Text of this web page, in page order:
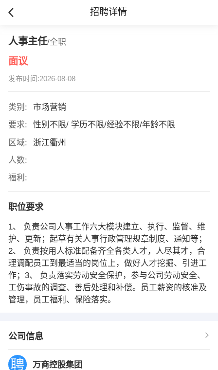
招聘详情
人事主任/全职
面议
发布时间:2026-08-08
类别:
市场营销
要求:
性别不限/ 学历不限/经验不限/年龄不限
区域:
浙江衢州
人数:
福利:
职位要求
1、 负责公司人事工作六大模块建立、执行、监督、维
护、更新；起草有关人事行政管理规章制度、通知等；
2、 负责按用人标准配备齐全各类人才，人尽其才，合
理调配员工到最适当的岗位上，做好人才挖掘、引进工
作；3、 负责落实劳动安全保护，参与公司劳动安全、
工伤事故的调查、善后处理和补偿。员工薪资的核准及
管理，员工福利、保险落实。
公司信息
万商控股集团